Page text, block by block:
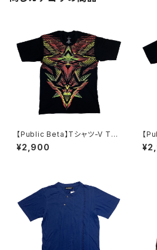
【Public Beta】Tシャツ-V Tec
h
¥2,900
【